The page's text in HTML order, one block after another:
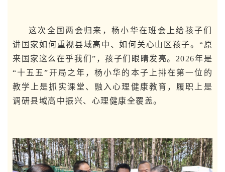
这次全国两会归来，杨小华在班会上给孩子们
讲国家如何重视县域高中、如何关心山区孩子。“原
来国家这么在乎我们”，孩子们眼睛发亮。2026年是
“十五五”开局之年，杨小华的本子上排在第一位的
教学上是抓实课堂、融入心理健康教育，履职上是
调研县域高中振兴、心理健康全覆盖。